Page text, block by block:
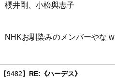
櫻井剛、小松與志子
NHKお馴染みのメンバーやな w
【9482】 RE:《ハーデス》